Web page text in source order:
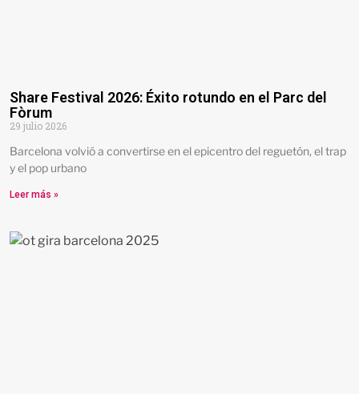
Share Festival 2026: Éxito rotundo en el Parc del
Fòrum
29 julio 2026
Barcelona volvió a convertirse en el epicentro del reguetón, el trap
y el pop urbano
Leer más »